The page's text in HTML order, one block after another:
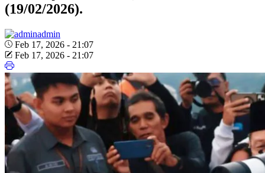
(19/02/2026).
admin
Feb 17, 2026 - 21:07
Feb 17, 2026 - 21:07